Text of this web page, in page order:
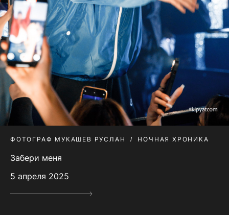
ФОТОГРАФ МУКАШЕВ РУСЛАН НОЧНАЯ ХРОНИКА
Забери меня
5 апреля 2025